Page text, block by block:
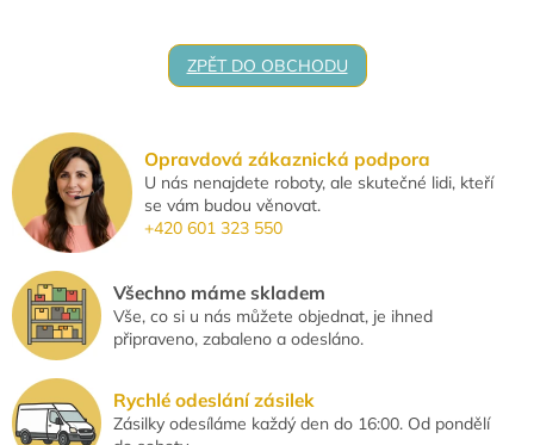
ZPĚT DO OBCHODU
Opravdová zákaznická podpora
U nás nenajdete roboty, ale skutečné lidi, kteří
se vám budou věnovat.
+420 601 323 550
Všechno máme skladem
Vše, co si u nás můžete objednat, je ihned
připraveno, zabaleno a odesláno.
Rychlé odeslání zásilek
Zásilky odesíláme každý den do 16:00. Od pondělí